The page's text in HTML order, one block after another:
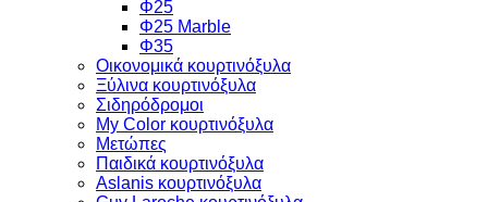
Φ25
Φ25 Marble
Φ35
Οικονομικά κουρτινόξυλα
Ξύλινα κουρτινόξυλα
Σιδηρόδρομοι
My Color κουρτινόξυλα
Μετώπες
Παιδικά κουρτινόξυλα
Aslanis κουρτινόξυλα